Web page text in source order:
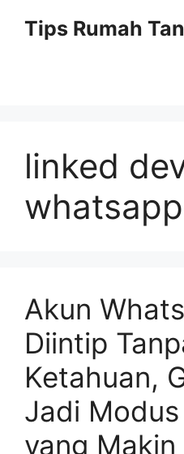
Tips Rumah
linked
whatsapp
Akun
Diintip
Ketahuan,
Jadi
yang Makin